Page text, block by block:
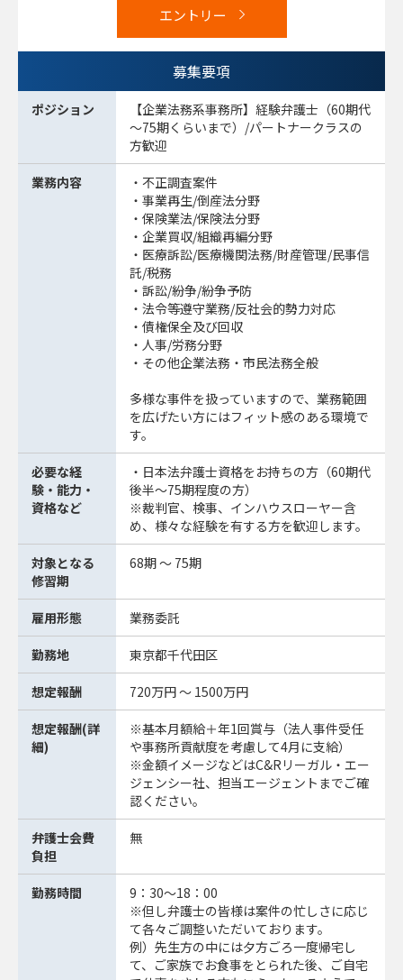
エントリー
募集要項
ポジション
【企業法務系事務所】経験弁護士（60期代
～75期くらいまで）/パートナークラスの
方歓迎
業務内容
・不正調査案件
・事業再生/倒産法分野
・保険業法/保険法分野
・企業買収/組織再編分野
・医療訴訟/医療機関法務/財産管理/民事信
託/税務
・訴訟/紛争/紛争予防
・法令等遵守業務/反社会的勢力対応
・債権保全及び回収
・人事/労務分野
・その他企業法務・市民法務全般
多様な事件を扱っていますので、業務範囲
を広げたい方にはフィット感のある環境で
す。
必要な経
験・能力・
資格など
・日本法弁護士資格をお持ちの方（60期代
後半～75期程度の方）
※裁判官、検事、インハウスローヤー含
め、様々な経験を有する方を歓迎します。
対象となる
修習期
68期 ～ 75期
雇用形態 業務委託
勤務地 東京都千代田区
想定報酬 720万円 ～ 1500万円
想定報酬(詳
細)
※基本月額給＋年1回賞与（法人事件受任
や事務所貢献度を考慮して4月に支給）
※金額イメージなどはC&Rリーガル・エー
ジェンシー社、担当エージェントまでご確
認ください。
弁護士会費
負担
無
勤務時間
9：30～18：00
※但し弁護士の皆様は案件の忙しさに応じ
て各々ご調整いただいております。
例）先生方の中には夕方ごろ一度帰宅し
て、ご家族でお食事をとられた後、ご自宅